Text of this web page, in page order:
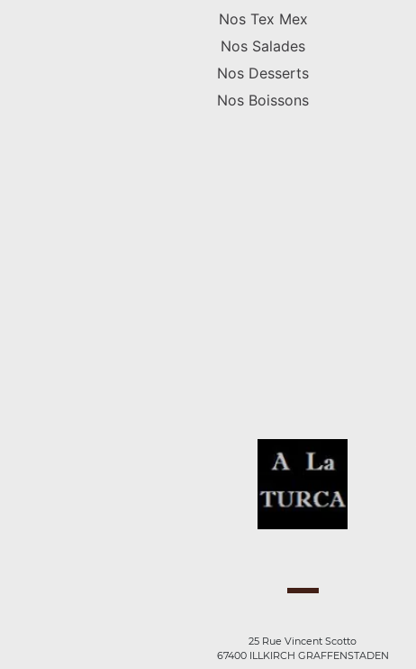
Nos Tex Mex
Nos Salades
Nos Desserts
Nos Boissons
25 Rue Vincent Scotto
67400 ILLKIRCH GRAFFENSTADEN